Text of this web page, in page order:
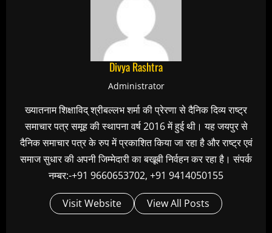
Divya Rashtra
Administrator
ख्यातनाम शिक्षाविद् श्रीबल्लभ शर्मा की प्रेरणा से दैनिक दिव्य राष्ट्र
समाचार पत्र समूह की स्थापना वर्ष 2016 में हुई थी। यह जयपुर से
दैनिक समाचार पत्र के रुप में प्रकाशित किया जा रहा है और राष्ट्र एवं
समाज सुधार की अपनी जिम्मेदारी का बखूबी निर्वहन कर रहा है। संपर्क
नम्बर:-+91 9660653702, +91 9414050155
Visit Website View All Posts